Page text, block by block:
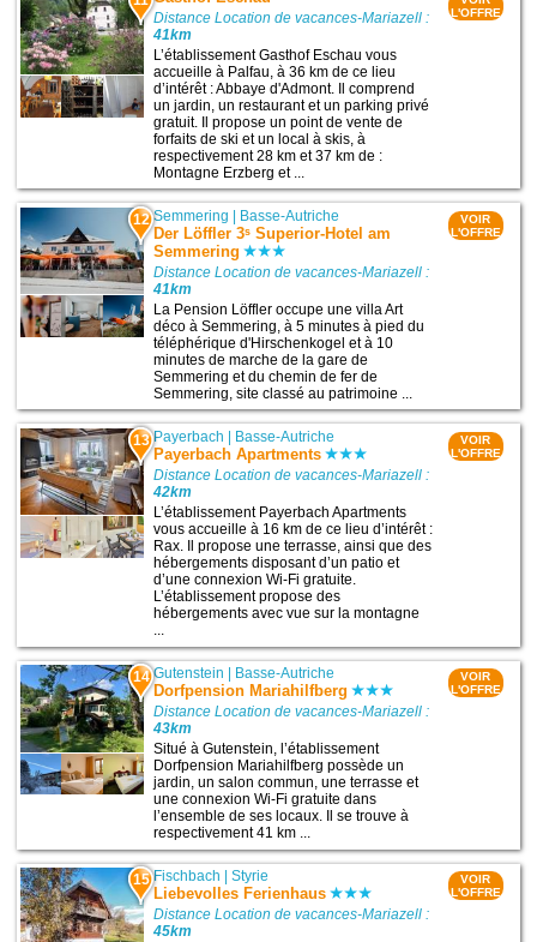
Distance Location de vacances-Mariazell :
41km
L’établissement Gasthof Eschau vous
accueille à Palfau, à 36 km de ce lieu
d’intérêt : Abbaye d'Admont. Il comprend
un jardin, un restaurant et un parking privé
gratuit. Il propose un point de vente de
forfaits de ski et un local à skis, à
respectivement 28 km et 37 km de :
Montagne Erzberg et ...
L'OFFRE
12 Semmering | Basse-Autriche
Der Löffler 3ˢ Superior-Hotel am
Semmering
Distance Location de vacances-Mariazell :
41km
La Pension Löffler occupe une villa Art
déco à Semmering, à 5 minutes à pied du
téléphérique d'Hirschenkogel et à 10
minutes de marche de la gare de
Semmering et du chemin de fer de
Semmering, site classé au patrimoine ...
VOIR
L'OFFRE
13 Payerbach Basse-Autriche
Payerbach Apartments
Distance Location de vacances-Mariazell :
42km
L’établissement Payerbach Apartments
vous accueille à 16 km de ce lieu d’intérêt :
Rax. Il propose une terrasse, ainsi que des
hébergements disposant d’un patio et
d’une connexion Wi-Fi gratuite.
L’établissement propose des
hébergements avec vue sur la montagne
...
VOIR
L'OFFRE
14 Gutenstein Basse-Autriche
Dorfpension Mariahilfberg
Distance Location de vacances-Mariazell :
43km
Situé à Gutenstein, l’établissement
Dorfpension Mariahilfberg possède un
jardin, un salon commun, une terrasse et
une connexion Wi-Fi gratuite dans
l’ensemble de ses locaux. Il se trouve à
respectivement 41 km ...
VOIR
L'OFFRE
15 Fischbach |Styrie
Liebevolles Ferienhaus
Distance Location de vacances-Mariazell :
45km
VOIR
L'OFFRE